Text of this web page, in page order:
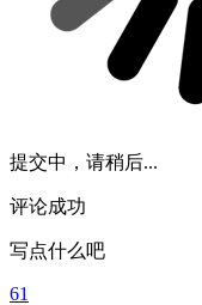
提交中，请稍后...
评论成功
写点什么吧
61